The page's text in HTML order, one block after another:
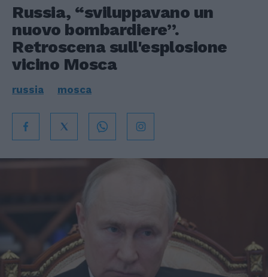
Russia, “sviluppavano un
nuovo bombardiere”.
Retroscena sull'esplosione
vicino Mosca
russia mosca